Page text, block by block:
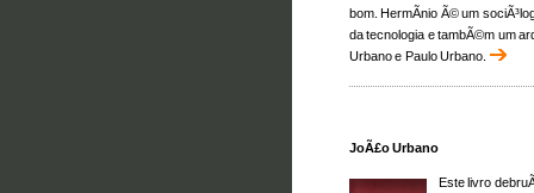
bom. HermÃ­nio Ã© um
da tecnologia e tambÃ©m um
Urbano e Paulo Urbano.
JoÃ£o Urbano
Este livro